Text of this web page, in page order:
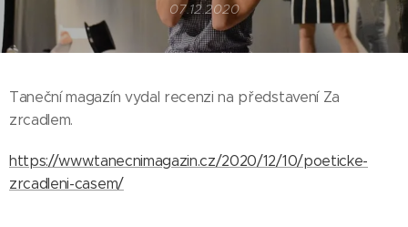
07.12.2020
Taneční magazín vydal recenzi na představení Za
zrcadlem.
https://www.tanecnimagazin.cz/2020/12/10/poeticke-
zrcadleni-casem/